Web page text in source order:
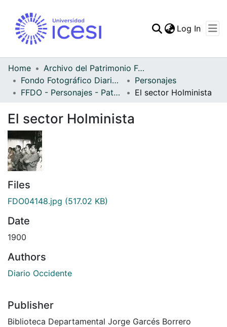
Statistics
Log In
Home
Archivo del Patrimonio Fotográfico y Fílmico del Valle del Cauca
Fondo Fotográfico Diario Occidente
Personajes
FFDO - Personajes - Patrimonial
El sector Holminista
El sector Holminista
Files
FDO04148.jpg (517.02 KB)
Date
1900
Authors
Diario Occidente
Publisher
Biblioteca Departamental Jorge Garcés Borrero